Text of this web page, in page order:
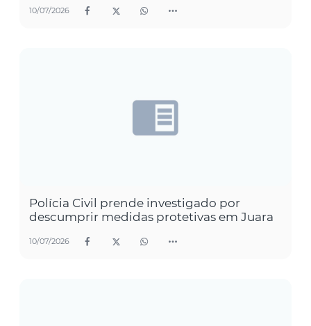
10/07/2026
Polícia Civil prende investigado por
descumprir medidas protetivas em Juara
10/07/2026